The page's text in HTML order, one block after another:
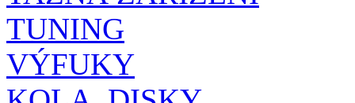
TUNING
VÝFUKY